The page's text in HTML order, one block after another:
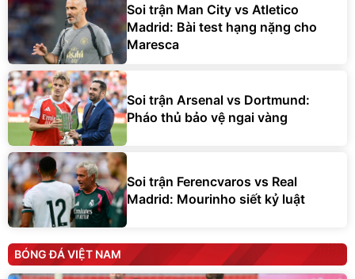
Soi trận Man City vs Atletico
Madrid: Bài test hạng nặng cho
Maresca
Soi trận Arsenal vs Dortmund:
Pháo thủ bảo vệ ngai vàng
Soi trận Ferencvaros vs Real
Madrid: Mourinho siết kỷ luật
BÓNG ĐÁ VIỆT NAM